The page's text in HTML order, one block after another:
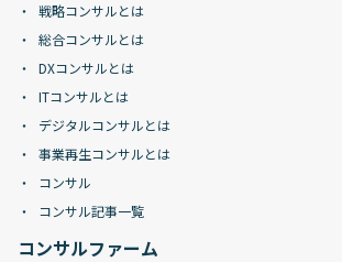
戦略コンサルとは
総合コンサルとは
DXコンサルとは
ITコンサルとは
デジタルコンサルとは
事業再生コンサルとは
コンサル
コンサル記事一覧
コンサルファーム